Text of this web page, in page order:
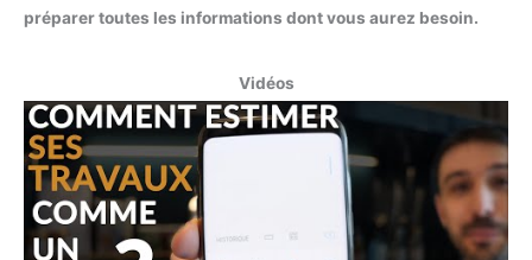
préparer toutes les informations dont vous aurez besoin.
Vidéos